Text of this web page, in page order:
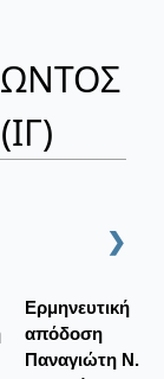
❯
Ερμηνευτική
απόδοση
Παναγιώτη Ν.